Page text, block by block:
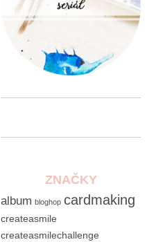
ZNAČKY
album bloghop cardmaking
createasmile
createasmilechallenge